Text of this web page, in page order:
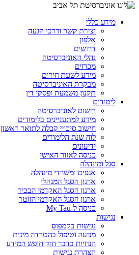
מידע כללי
יצירת קשר ודרכי הגעה
אלפון
דרושים
נהלי האוניברסיטה
מכרזים
מידע לשעת חירום
מבקרת האוניברסיטה
תקנון משמעת ופסקי דין
לימודים
רישום לאוניברסיטה
מידע למתעניינים בלימודים
חישוב סיכויי קבלה לתואר ראשון
לוח שנת הלימודים
ידיעונים
כניסה לאזור האישי
סגל ומינהלה
אגפים ומשרדי מינהלה
ארגון הסגל המנהלי
ארגון הסגל האקדמי הבכיר
ארגון הסגל האקדמי הזוטר
כניסה ל-My Tau
נגישות
נגישות בקמפוס
מניעה וטיפול בהטרדה מינית
הנחיות בדבר חוק חופש המידע
הצהרת נגישות